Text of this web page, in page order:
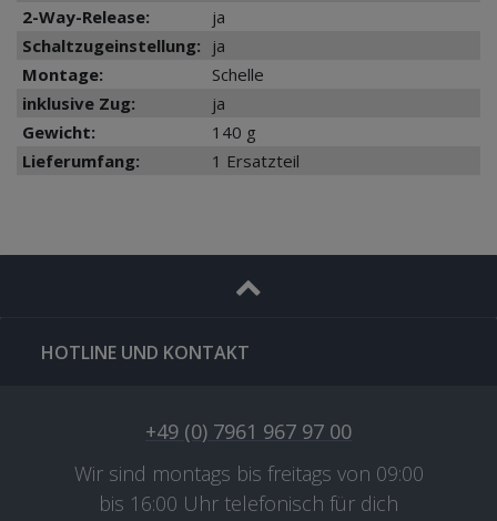
2-Way-Release:
ja
Schaltzugeinstellung:
ja
Montage:
Schelle
inklusive Zug:
ja
Gewicht:
140 g
Lieferumfang:
1 Ersatzteil
HOTLINE UND KONTAKT
+49 (0) 7961 967 97 00
Wir sind montags bis freitags von 09:00
bis 16:00 Uhr telefonisch für dich